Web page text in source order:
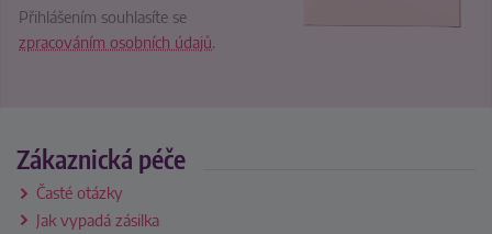
Přihlášením souhlasíte se
zpracováním osobních údajů.
Zákaznická péče
Časté otázky
Jak vypadá zásilka